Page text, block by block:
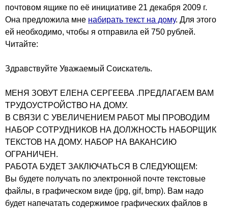
почтовом ящике по её инициативе 21 декабря 2009 г.
Она предложила мне набирать текст на дому. Для этого
ей необходимо, чтобы я отправила ей 750 рублей.
Читайте:
Здравствуйте Уважаемый Соискатель.
МЕНЯ ЗОВУТ ЕЛЕНА СЕРГЕЕВА .ПРЕДЛАГАЕМ ВАМ
ТРУДОУСТРОЙСТВО НА ДОМУ.
В СВЯЗИ С УВЕЛИЧЕНИЕМ РАБОТ МЫ ПРОВОДИМ
НАБОР СОТРУДНИКОВ НА ДОЛЖНОСТЬ НАБОРЩИК
ТЕКСТОВ НА ДОМУ. НАБОР НА ВАКАНСИЮ
ОГРАНИЧЕН.
РАБОТА БУДЕТ ЗАКЛЮЧАТЬСЯ В СЛЕДУЮЩЕМ:
Вы будете получать по электронной почте текстовые
файлы, в графическом виде (jpg, gif, bmp). Вам надо
будет напечатать содержимое графических файлов в